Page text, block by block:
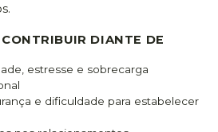
DIANTE DE
estresse e sobrecarga
e dificuldade para estabelecer